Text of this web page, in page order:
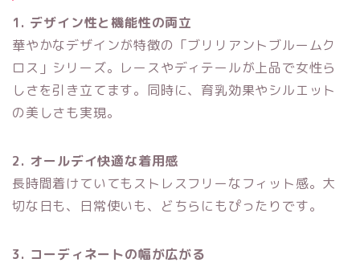
1. デザイン性と機能性の両立
華やかなデザインが特徴の「ブリリアントブルームク
ロス」シリーズ。レースやディテールが上品で女性ら
しさを引き立てます。同時に、育乳効果やシルエット
の美しさも実現。
2. オールデイ快適な着用感
長時間着けていてもストレスフリーなフィット感。大
切な日も、日常使いも、どちらにもぴったりです。
3. コーディネートの幅が広がる